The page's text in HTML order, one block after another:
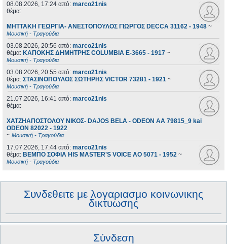
08.08.2026, 17:24 από: marco21nis
θέμα:
ΜΗΤΤΑΚΗ ΓΕΩΡΓΙΑ- ΑΝΕΣΤΟΠΟΥΛΟΣ ΓΙΩΡΓΟΣ DECCA 31162 - 1948 ~
Μουσική - Τραγούδια
03.08.2026, 20:56 από: marco21nis
θέμα: ΚΑΠΟΚΗΣ ΔΗΜΗΤΡΗΣ COLUMBIA E-3665 - 1917 ~
Μουσική - Τραγούδια
03.08.2026, 20:55 από: marco21nis
θέμα: ΣΤΑΣΙΝΟΠΟΥΛΟΣ ΣΩΤΗΡΗΣ VICTOR 73281 - 1921 ~
Μουσική - Τραγούδια
21.07.2026, 16:41 από: marco21nis
θέμα:
ΧΑΤΖΗΑΠΟΣΤΟΛΟΥ ΝΙΚΟΣ- DAJOS BELA - ODEON AA 79815_9 kai
ODEON 82022 - 1922
~ Μουσική - Τραγούδια
17.07.2026, 17:44 από: marco21nis
θέμα: ΒΕΜΠΟ ΣΟΦΙΑ HIS MASTER'S VOICE AO 5071 - 1952 ~
Μουσική - Τραγούδια
Συνδεθειτε με λογαριασμο κοινωνικης
δικτυωσης
Σύνδεση